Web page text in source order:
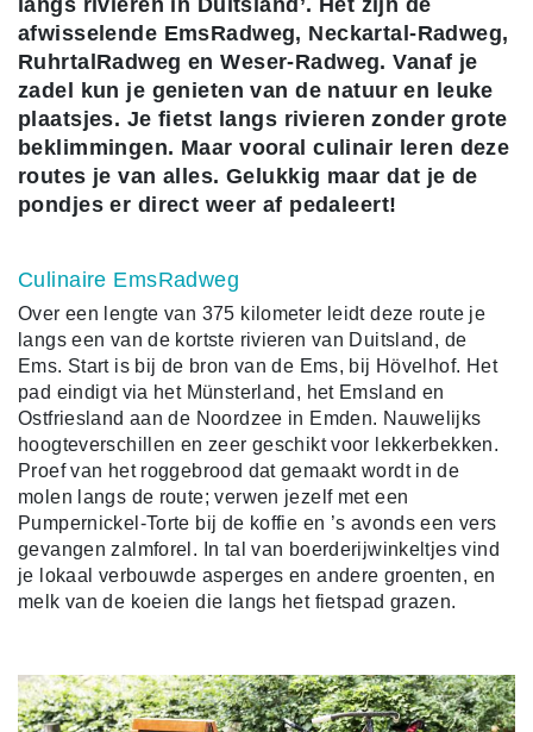
langs rivieren in Duitsland’. Het zijn de
afwisselende EmsRadweg, Neckartal-Radweg,
RuhrtalRadweg en Weser-Radweg. Vanaf je
zadel kun je genieten van de natuur en leuke
plaatsjes. Je fietst langs rivieren zonder grote
beklimmingen. Maar vooral culinair leren deze
routes je van alles. Gelukkig maar dat je de
pondjes er direct weer af pedaleert!
Culinaire EmsRadweg
Over een lengte van 375 kilometer leidt deze route je
langs een van de kortste rivieren van Duitsland, de
Ems. Start is bij de bron van de Ems, bij Hövelhof. Het
pad eindigt via het Münsterland, het Emsland en
Ostfriesland aan de Noordzee in Emden. Nauwelijks
hoogteverschillen en zeer geschikt voor lekkerbekken.
Proef van het roggebrood dat gemaakt wordt in de
molen langs de route; verwen jezelf met een
Pumpernickel-Torte bij de koffie en ’s avonds een vers
gevangen zalmforel. In tal van boerderijwinkeltjes vind
je lokaal verbouwde asperges en andere groenten, en
melk van de koeien die langs het fietspad grazen.